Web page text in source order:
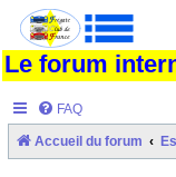
Le forum
FAQ
Accueil du forum